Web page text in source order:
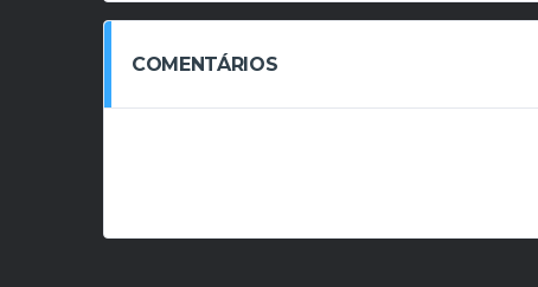
COMENTÁRIOS